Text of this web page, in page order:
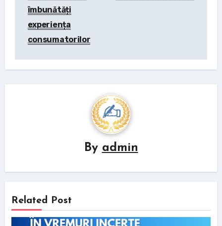
îmbunătăți
experiența
consumatorilor
By admin
Related Post